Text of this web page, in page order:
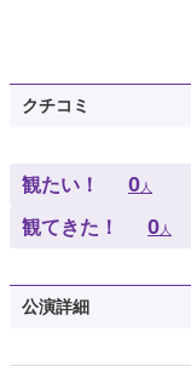
クチコミ
観たい！ 0人
観てきた！ 0人
公演詳細